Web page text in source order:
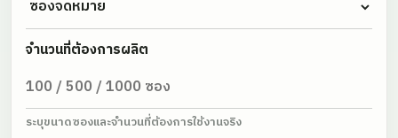
จำนวนที่ต้องการผลิต
ระบุขนาดซองและจำนวนที่ต้องการใช้งานจริง